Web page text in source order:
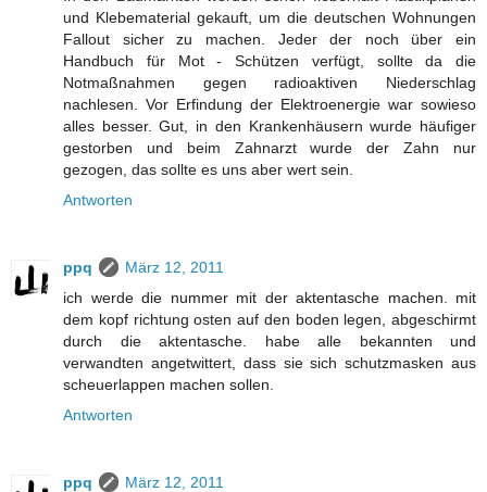
und Klebematerial gekauft, um die deutschen Wohnungen
Fallout sicher zu machen. Jeder der noch über ein
Handbuch für Mot - Schützen verfügt, sollte da die
Notmaßnahmen gegen radioaktiven Niederschlag
nachlesen. Vor Erfindung der Elektroenergie war sowieso
alles besser. Gut, in den Krankenhäusern wurde häufiger
gestorben und beim Zahnarzt wurde der Zahn nur
gezogen, das sollte es uns aber wert sein.
Antworten
ppq
März 12, 2011
ich werde die nummer mit der aktentasche machen. mit
dem kopf richtung osten auf den boden legen, abgeschirmt
durch die aktentasche. habe alle bekannten und
verwandten angetwittert, dass sie sich schutzmasken aus
scheuerlappen machen sollen.
Antworten
ppq
März 12, 2011